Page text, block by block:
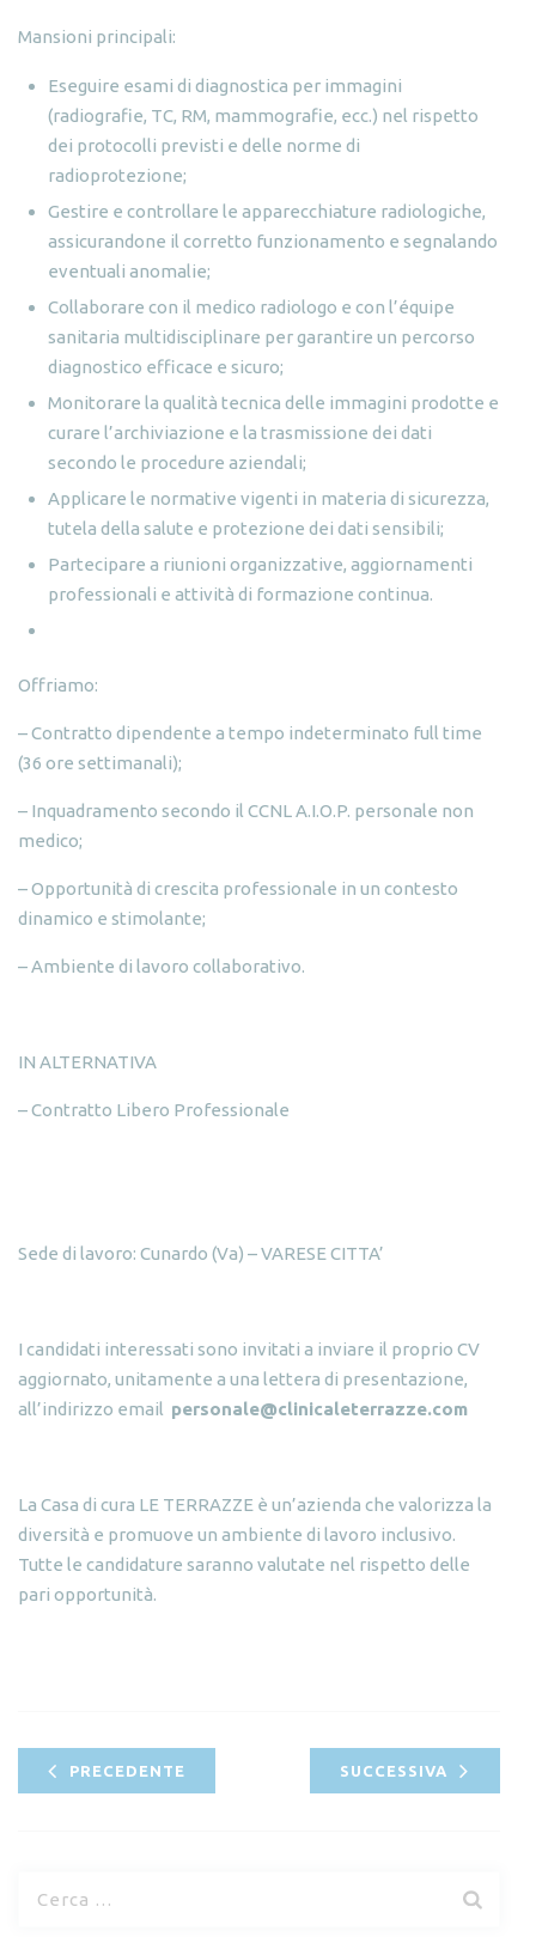
Mansioni principali:
Eseguire esami di diagnostica per immagini
(radiografie, TC, RM, mammografie, ecc.) nel rispetto
dei protocolli previsti e delle norme di
radioprotezione;
Gestire e controllare le apparecchiature radiologiche,
assicurandone il corretto funzionamento e segnalando
eventuali anomalie;
Collaborare con il medico radiologo e con l’équipe
sanitaria multidisciplinare per garantire un percorso
diagnostico efficace e sicuro;
Monitorare la qualità tecnica delle immagini prodotte e
curare l’archiviazione e la trasmissione dei dati
secondo le procedure aziendali;
Applicare le normative vigenti in materia di sicurezza,
tutela della salute e protezione dei dati sensibili;
Partecipare a riunioni organizzative, aggiornamenti
professionali e attività di formazione continua.
Offriamo:
– Contratto dipendente a tempo indeterminato full time
(36 ore settimanali);
– Inquadramento secondo il CCNL A.I.O.P. personale non
medico;
– Opportunità di crescita professionale in un contesto
dinamico e stimolante;
– Ambiente di lavoro collaborativo.
IN ALTERNATIVA
– Contratto Libero Professionale
Sede di lavoro: Cunardo (Va) – VARESE CITTA’
I candidati interessati sono invitati a inviare il proprio CV
aggiornato, unitamente a una lettera di presentazione,
all’indirizzo email personale@clinicaleterrazze.com
La Casa di cura LE TERRAZZE è un’azienda che valorizza la
diversità e promuove un ambiente di lavoro inclusivo.
Tutte le candidature saranno valutate nel rispetto delle
pari opportunità.
PRECEDENTE SUCCESSIVA